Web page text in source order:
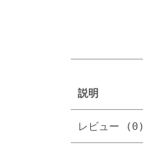
説明
レビュー (0)